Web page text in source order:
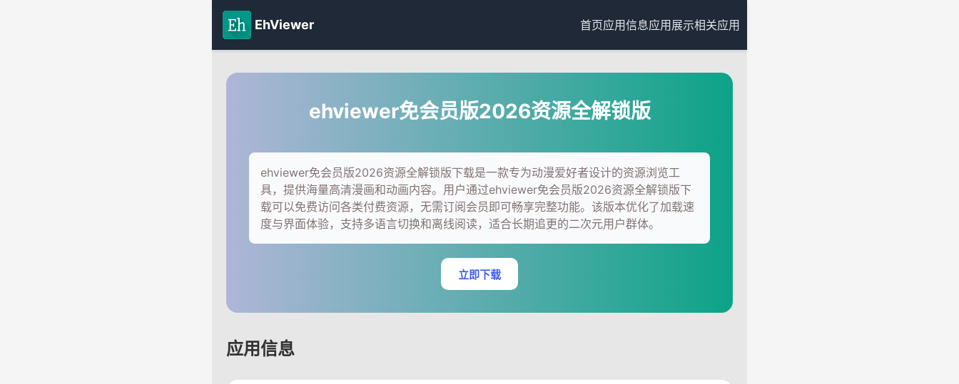
EhViewer 首页应用信息应用展示相关应用
ehviewer免会员版2026资源全解锁版
ehviewer免会员版2026资源全解锁版下载是一款专为动漫爱好者设计的资源浏览工
具，提供海量高清漫画和动画内容。用户通过ehviewer免会员版2026资源全解锁版下
载可以免费访问各类付费资源，无需订阅会员即可畅享完整功能。该版本优化了加载速
度与界面体验，支持多语言切换和离线阅读，适合长期追更的二次元用户群体。
立即下载
应用信息